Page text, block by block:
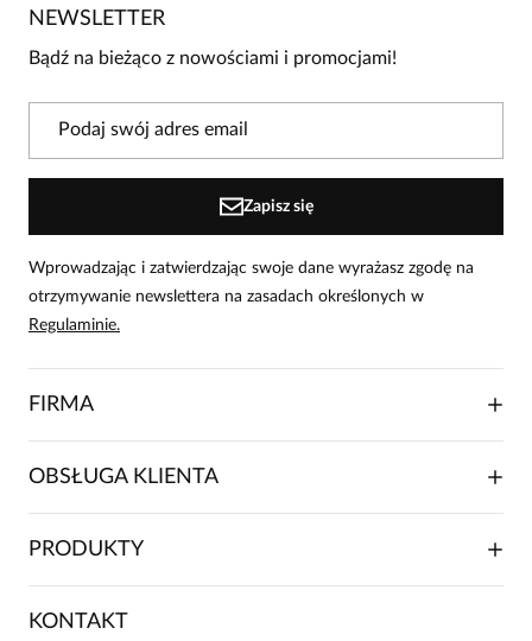
Bądź pierwszą osobą, która podzieli się opinią o tym
W naszej witrynie opinie mogą dodawać tylko
NEWSLETTER
Bądź na bieżąco z nowościami i promocjami!
Zapisz się
Wprowadzając i zatwierdzając swoje dane wyrażasz zgodę na
otrzymywanie newslettera na zasadach określonych w
Regulaminie.
FIRMA
FRANCZYZA
MAPA WITRYNY
OBSŁUGA KLIENTA
FAQ
PRODUKTY
KONTAKT